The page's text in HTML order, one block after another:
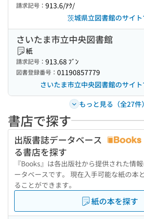
請求記号： 913.6/ｱｸ/
茨城県立図書館のサイ
さいたま市立中央図書館
紙
請求記号： 913.68 ﾌﾞﾝ
図書登録番号： 01190857779
さいたま市立中央図書館のサイ
もっと見る（全27件）
書店で探す
出版書誌データベース
る書店を探す
『Books』は各出版社から提供された情
ータベースです。 現在入手可能な紙の本
ることができます。
紙の本を探す